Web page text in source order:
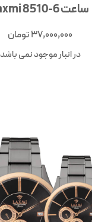
ساعت Laxmi 8510-6
37,000,000تومان
در انبار موجود نمی باشد